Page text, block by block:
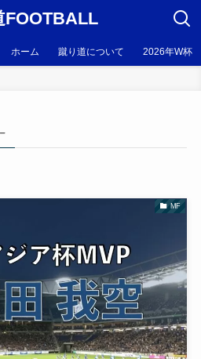
FOOTBALL
ホーム 蹴り道について 2026年W杯
MF